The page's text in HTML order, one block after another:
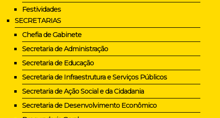
Festividades
SECRETARIAS
Chefia de Gabinete
Secretaria de Administração
Secretaria de Educação
Secretaria de Infraestrutura e Serviços Públicos
Secretaria de Ação Social e da Cidadania
Secretaria de Desenvolvimento Econômico